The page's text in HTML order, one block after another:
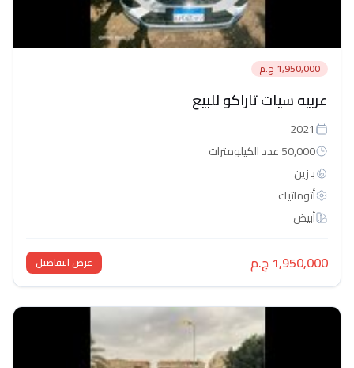
1,950,000 ج.م
عربيه سيات تاراكو للبيع
2021
50,000 عدد الكيلومترات
بنزين
أتوماتيك‎
أبيض
1,950,000 ج.م عرض التفاصيل